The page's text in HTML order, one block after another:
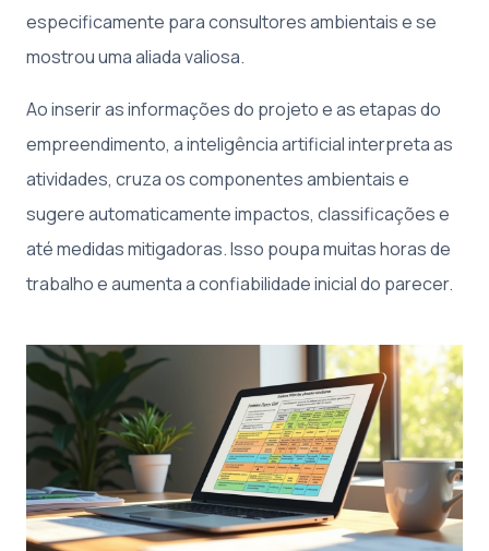
especificamente para consultores ambientais e se
mostrou uma aliada valiosa.
Ao inserir as informações do projeto e as etapas do
empreendimento, a inteligência artificial interpreta as
atividades, cruza os componentes ambientais e
sugere automaticamente impactos, classificações e
até medidas mitigadoras. Isso poupa muitas horas de
trabalho e aumenta a confiabilidade inicial do parecer.